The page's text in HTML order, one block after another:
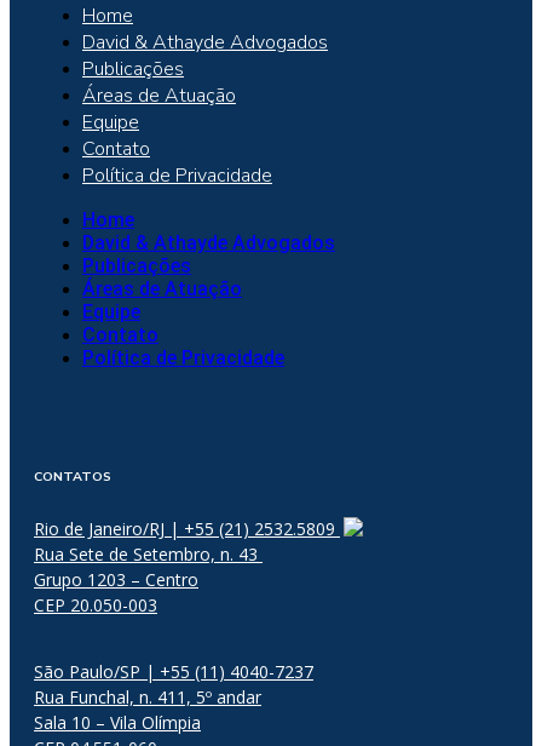
Home
David & Athayde Advogados
Publicações
Áreas de Atuação
Equipe
Contato
Política de Privacidade
Home
David & Athayde Advogados
Publicações
Áreas de Atuação
Equipe
Contato
Política de Privacidade
CONTATOS
Rio de Janeiro/RJ | +55 (21) 2532.5809
Rua Sete de Setembro, n. 43
Grupo 1203 – Centro
CEP 20.050-003
São Paulo/SP | +55 (11) 4040-7237
Rua Funchal, n. 411, 5º andar
Sala 10 – Vila Olímpia